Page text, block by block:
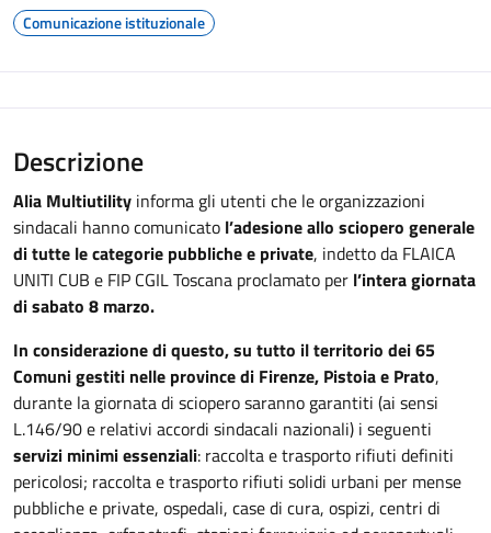
Comunicazione istituzionale
Descrizione
Alia Multiutility informa gli utenti che le organizzazioni
sindacali hanno comunicato l’adesione allo sciopero generale
di tutte le categorie pubbliche e private, indetto da FLAICA
UNITI CUB e FIP CGIL Toscana proclamato per l’intera giornata
di sabato 8 marzo.
In considerazione di questo, su tutto il territorio dei 65
Comuni gestiti nelle province di Firenze, Pistoia e Prato,
durante la giornata di sciopero saranno garantiti (ai sensi
L.146/90 e relativi accordi sindacali nazionali) i seguenti
servizi minimi essenziali: raccolta e trasporto rifiuti definiti
pericolosi; raccolta e trasporto rifiuti solidi urbani per mense
pubbliche e private, ospedali, case di cura, ospizi, centri di